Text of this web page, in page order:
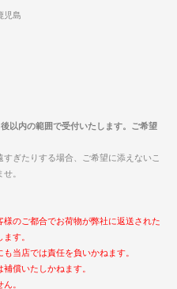
児島
以内の範囲で受付いたします。ご希望
ぎたりする場合、ご希望に添えないこ
。
様のご都合でお荷物が弊社に返送された
す。
当店では責任を負いかねます。
償いたしかねます。
。